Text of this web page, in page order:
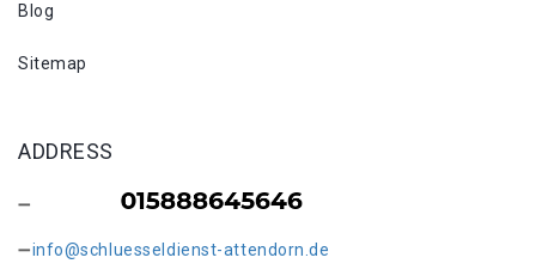
Blog
Sitemap
ADDRESS
info@schluesseldienst-attendorn.de